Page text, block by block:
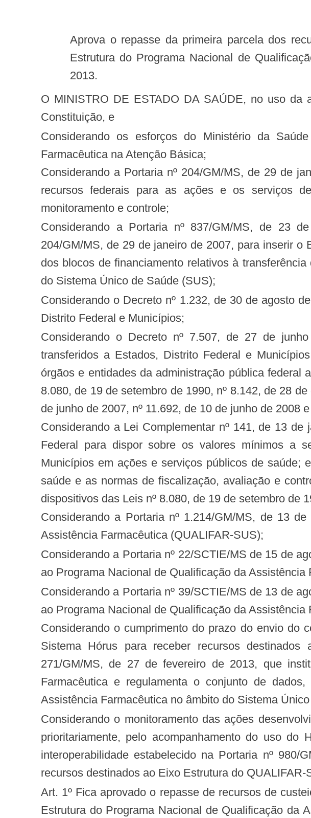
Aprova o repasse da primeira parcela dos recursos de custeio do ano de 2015 aos Municípios habilitados no Eixo
Estrutura do Programa Nacional de
2013.
O MINISTRO DE ESTADO DA SAÚDE, no uso da atribuição que lhe confere o inciso IIdo parágrafo único do art. 87 da
Constituição, e
Considerando os esforços do Ministério da Saúde pela transparência nos repasses de recursos para a Assistência
Farmacêutica na Atenção Básica;
Considerando a Portaria nº 204/GM/MS, de 29 de janeiro de 2007, que regulamenta o financiamento e a transferência dos
recursos federais para as ações e os serviços
monitoramento e controle;
Considerando a Portaria nº 837/GM/MS, de 23 de abril de 2009, que altera e acrescenta dispositivos à Portaria nº
204/GM/MS, de 29 de janeiro de 2007, para inserir
dos blocos de financiamento relativos à
do Sistema Único de Saúde (SUS);
Considerando o Decreto nº 1.232, de 30 de agosto de 1994, que trata do repasse de recursos federais de saúde a Estados,
Distrito Federal e Municípios;
Considerando o Decreto nº 7.507, de 27 de junho de 2011, que dispõe sobre a movimentação de recursos federais
transferidos a Estados, Distrito Federal e
órgãos e entidades da administração pública federal
8.080, de 19 de setembro de 1990, nº 8.142, de 28
de junho de 2007, nº 11.692, de 10 de junho de 2008
Considerando a Lei Complementar nº 141, de 13 de janeiro de 2012, que regulamenta o § 3 nº do art. 198 da Constituição
Federal para dispor sobre os valores mínimos a
Municípios em ações e serviços públicos de saúde;
saúde e as normas de fiscalização, avaliação e
dispositivos das Leis nº 8.080, de 19 de setembro de
Considerando a Portaria nº 1.214/GM/MS, de 13 de junho de 2012, que institui o Programa Nacional de Qualificação da
Assistência Farmacêutica (QUALIFAR-SUS);
Considerando a Portaria nº 22/SCTIE/MS de 15 de agosto de 2012, que habilita os Municípios a receber recursos destinados
ao Programa Nacional de Qualificação da
Considerando a Portaria nº 39/SCTIE/MS de 13 de agosto de 2013, que habilita os Municípios a receber recursos destinados
ao Programa Nacional de Qualificação da
Considerando o cumprimento do prazo do envio do conjunto de dados por meio do serviço de WebService, ou ainda, pelo
Sistema Hórus para receber recursos
271/GM/MS, de 27 de fevereiro de 2013, que
Farmacêutica e regulamenta o conjunto de
Assistência Farmacêutica no âmbito do Sistema
Considerando o monitoramento das ações desenvolvidas em decorrência dos repasses dos recursos financeiros que será,
prioritariamente, pelo acompanhamento do uso
interoperabilidade estabelecido na Portaria nº
recursos destinados ao Eixo Estrutura do
Art. 1º Fica aprovado o repasse de recursos de custeio referente ao 1º trimestre de 2015 dos Municípios habilitados no Eixo
Estrutura do Programa Nacional de Qualificação da